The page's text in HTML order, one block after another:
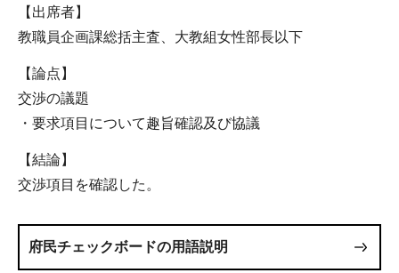
【出席者】
教職員企画課総括主査、大教組女性部長以下
【論点】
交渉の議題
・要求項目について趣旨確認及び協議
【結論】
交渉項目を確認した。
府民チェックボードの用語説明